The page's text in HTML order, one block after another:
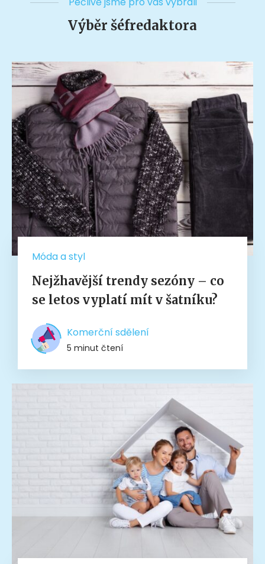
Výběr šéfredaktora
Móda a styl
Nejžhavější trendy sezóny – co
se letos vyplatí mít v šatníku?
Komerční sdělení
5 minut čtení